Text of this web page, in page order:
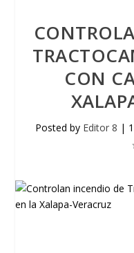
CON
Posted by Editor 8 |